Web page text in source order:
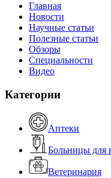
Главная
Новости
Научные статьи
Полезные статьи
Обзоры
Специальности
Видео
Категории
Аптеки
Больницы для
Ветеринария